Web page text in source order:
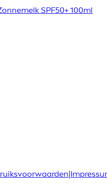
SPF50+ 100ml
|